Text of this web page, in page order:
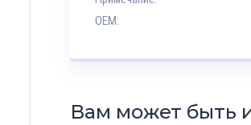
OEM:
Вам может быть